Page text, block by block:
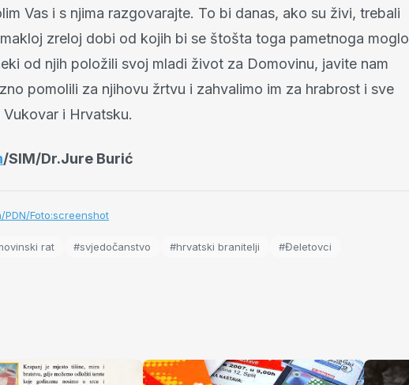
Vas i s njima razgovarajte. To bi danas, ako su živi, trebali
zreloj dobi od kojih bi se štošta toga pametnoga moglo
od njih položili svoj mladi život za Domovinu, javite nam
pomolili za njihovu žrtvu i zahvalimo im za hrabrost i sve
i Hrvatsku.
/SIM/Dr.Jure Burić
PDN/Foto:screenshot
rat #svjedočanstvo #hrvatski branitelji #Đeletovci